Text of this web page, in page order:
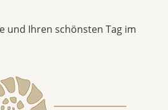
und Ihren schönsten Tag im